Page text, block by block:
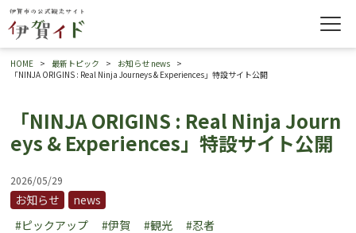
HOME 最新トピック お知らせ news
「NINJA ORIGINS : Real Ninja Journeys & Experiences」特設サイト公開
「NINJA ORIGINS : Real Ninja Journ
eys & Experiences」特設サイト公開
2026/05/29
お知らせ
news
#ピックアップ
#伊賀 #観光 #忍者